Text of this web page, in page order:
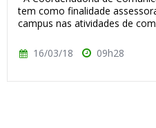
tem como finalidade
campus nas atividades de
16/03/18 09h28